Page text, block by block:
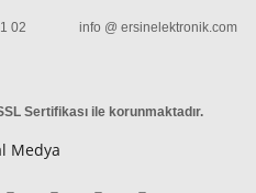
31 02 info @ ersinelektronik.com
Sertifikası ile korunmaktadır.
Medya